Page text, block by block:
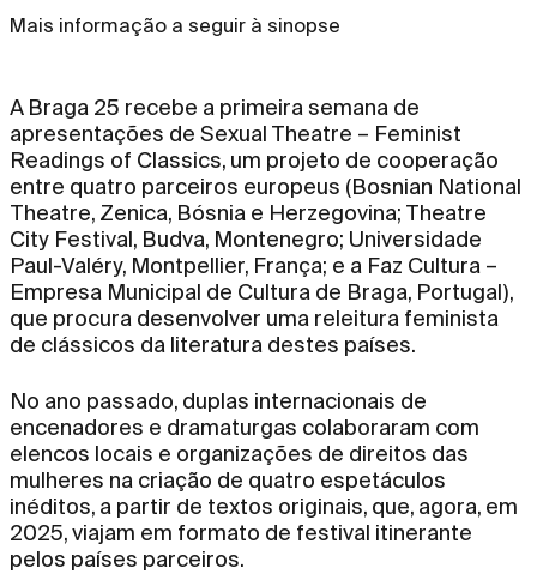
Mais informação a seguir à sinopse
A Braga 25 recebe a primeira semana de
apresentações de Sexual Theatre – Feminist
Readings of Classics, um projeto de cooperação
entre quatro parceiros europeus (Bosnian National
Theatre, Zenica, Bósnia e Herzegovina; Theatre
City Festival, Budva, Montenegro; Universidade
Paul-Valéry, Montpellier, França; e a Faz Cultura –
Empresa Municipal de Cultura de Braga, Portugal),
que procura desenvolver uma releitura feminista
de clássicos da literatura destes países.
No ano passado, duplas internacionais de
encenadores e dramaturgas colaboraram com
elencos locais e organizações de direitos das
mulheres na criação de quatro espetáculos
inéditos, a partir de textos originais, que, agora, em
2025, viajam em formato de festival itinerante
pelos países parceiros.